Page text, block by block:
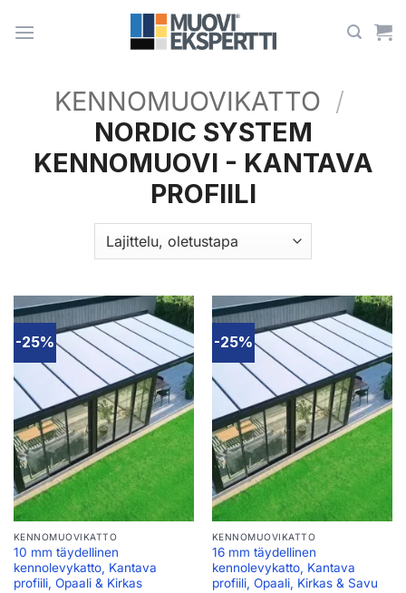
KENNOMUOVIKATTO /
NORDIC SYSTEM
KENNOMUOVI - KANTAVA
PROFIILI
-25%
KENNOMUOVIKATTO
10 mm täydellinen
kennolevykatto, Kantava
profiili, Opaali & Kirkas
-25%
KENNOMUOVIKATTO
16 mm täydellinen
kennolevykatto, Kantava
profiili, Opaali, Kirkas & Savu